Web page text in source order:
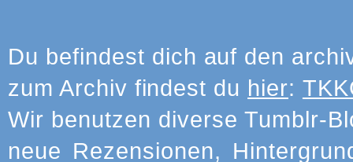
Du befindest dich auf den
zum Archiv findest du hier:
Wir benutzen diverse Tumblr-
neue Rezensionen,